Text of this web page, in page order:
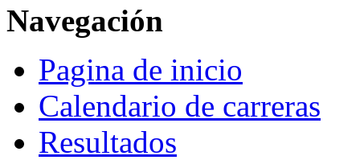
Navegación
Pagina de inicio
Calendario de carreras
Resultados